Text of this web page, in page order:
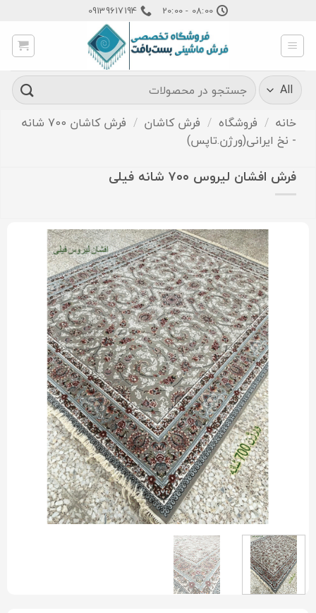
content
08:00 - 20:00
09139617194
جستجو
برای:
خانه / فروشگاه / فرش کاشان /
فرش کاشان 700 شانه
- نخ ایرانی(ورژن.تاپس)
فرش افشان لیروس ۷۰۰ شانه فیلی